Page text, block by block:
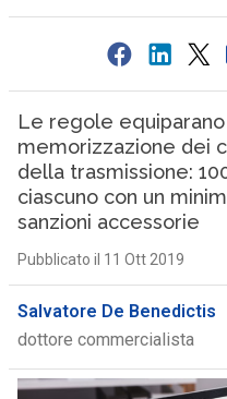
Le regole
memorizzazione dei
della trasmissione:
ciascuno con un
sanzioni accessorie
Pubblicato il 11 Ott 2019
Salvatore De Benedictis
dottore commercialista